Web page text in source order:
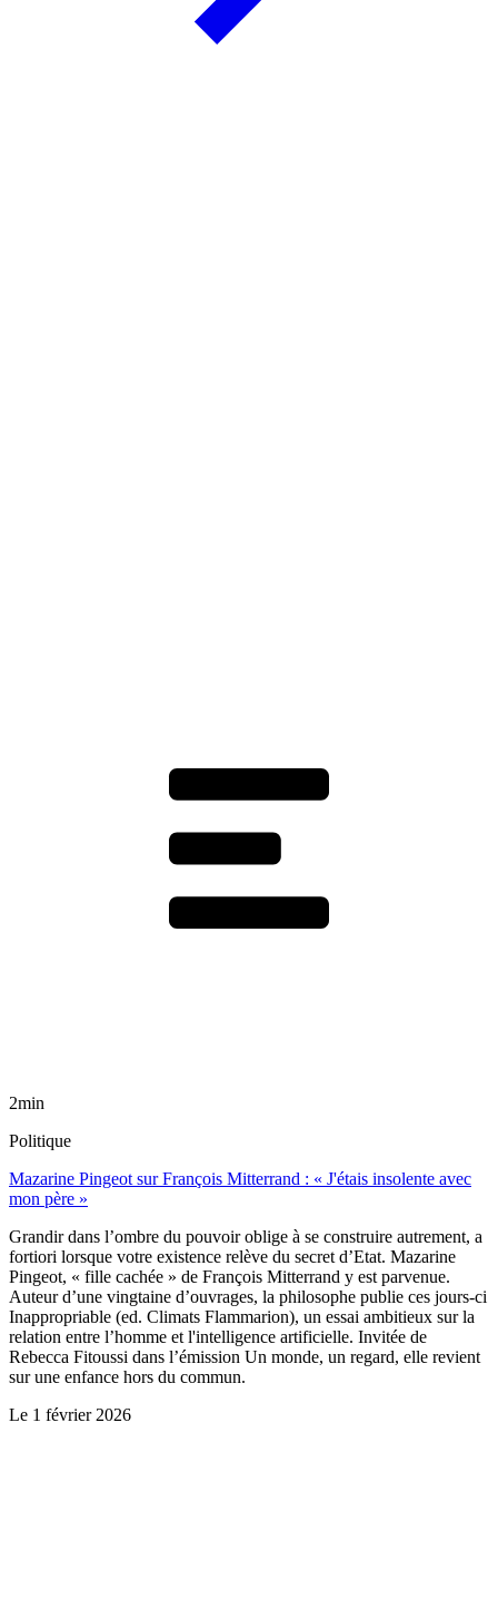
2min
Politique
Mazarine Pingeot sur François Mitterrand : « J'étais insolente avec
mon père »
Grandir dans l’ombre du pouvoir oblige à se construire autrement, a
fortiori lorsque votre existence relève du secret d’Etat. Mazarine
Pingeot, « fille cachée » de François Mitterrand y est parvenue.
Auteur d’une vingtaine d’ouvrages, la philosophe publie ces jours-ci
Inappropriable (ed. Climats Flammarion), un essai ambitieux sur la
relation entre l’homme et l'intelligence artificielle. Invitée de
Rebecca Fitoussi dans l’émission Un monde, un regard, elle revient
sur une enfance hors du commun.
Le 1 février 2026